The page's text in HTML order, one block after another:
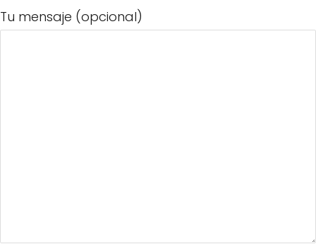
Tu mensaje (opcional)